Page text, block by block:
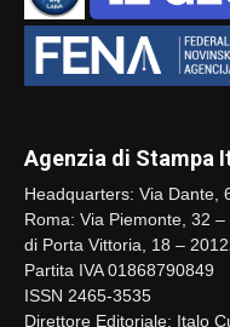
Agenzia di Stampa
Headquarters: Via Dante,
Roma: Via Piemonte, 32
di Porta Vittoria, 18 –
Partita IVA 01868790849
ISSN 2465-3535
Direttore Editoriale: Italo